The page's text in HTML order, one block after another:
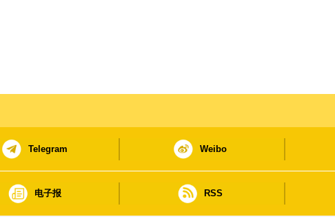
Telegram Weibo
电子报 RSS